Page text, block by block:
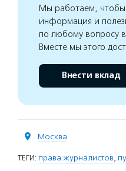
Мы работаем, чтобы
информация и
по любому вопросу
Вместе мы этого
Внести вклад
Москва
ТЕГИ: права журналистов,